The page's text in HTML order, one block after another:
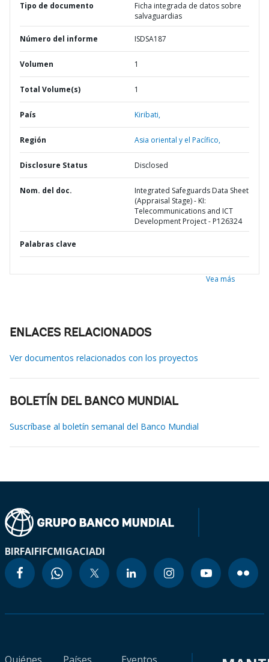
Tipo de documento
Ficha integrada de datos sobre
salvaguardias
Número del informe ISDSA187
Volumen 1
Total Volume(s) 1
País Kiribati,
Región Asia oriental y el Pacífico,
Disclosure Status Disclosed
Nom. del doc.
Integrated Safeguards Data Sheet
(Appraisal Stage) - KI:
Telecommunications and ICT
Development Project - P126324
Palabras clave
Vea más
ENLACES RELACIONADOS
Ver documentos relacionados con los proyectos
BOLETÍN DEL BANCO MUNDIAL
Suscríbase al boletín semanal del Banco Mundial
BIRFAIFIFCMIGACIADI